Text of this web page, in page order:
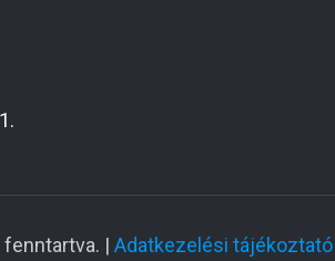
fenntartva. |Adatkezelési tájékoztató